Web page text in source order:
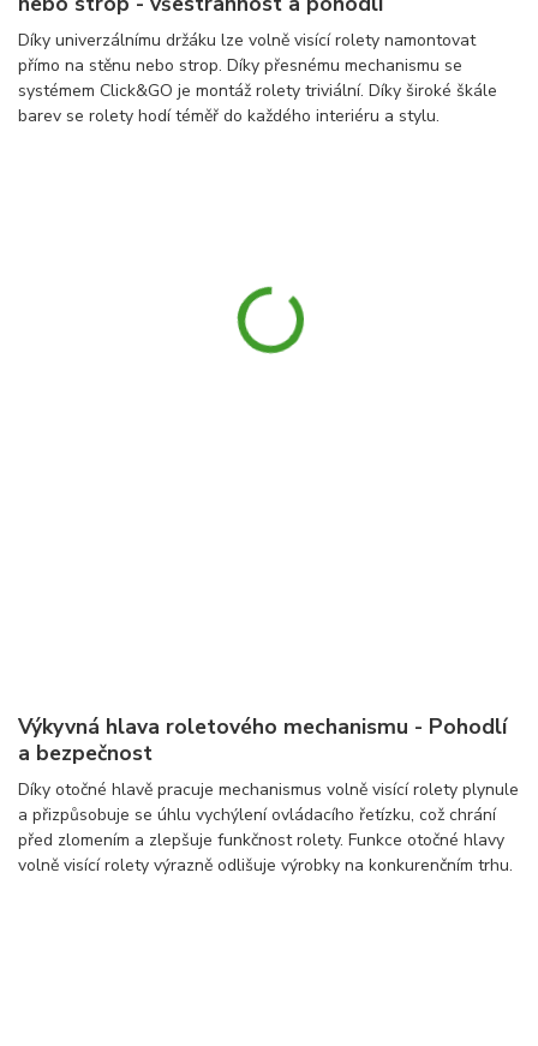
Díky univerzálnímu držáku lze volně visící rolety namontovat
přímo na stěnu nebo strop. Díky přesnému mechanismu se
systémem Click&GO je montáž rolety triviální. Díky široké škále
barev se rolety hodí téměř do každého interiéru a stylu.
Výkyvná hlava roletového mechanismu - Pohodlí
a bezpečnost
Díky otočné hlavě pracuje mechanismus volně visící rolety plynule
a přizpůsobuje se úhlu vychýlení ovládacího řetízku, což chrání
před zlomením a zlepšuje funkčnost rolety. Funkce otočné hlavy
volně visící rolety výrazně odlišuje výrobky na konkurenčním trhu.